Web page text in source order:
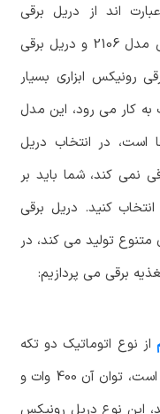
اند از دریل برقی
رونیکس مدل 2110، دریل برقی رونیکس مدل 2106 و دریل برقی
دریل برقی رونیکس ابزاری بسیار
کار می رود، این مدل
است، در انتخاب دریل
نمی کند، شما باید بر
کنید. دریل برقی
تولید می کند، در
برقی می پردازیم:
از نوع اتوماتیک دو تکه
10 میلی متری دارد، وزن آن 1.5 کیلوگرم است، توان آن 400 وات و
چرخد، این نوع دریل رونیکس